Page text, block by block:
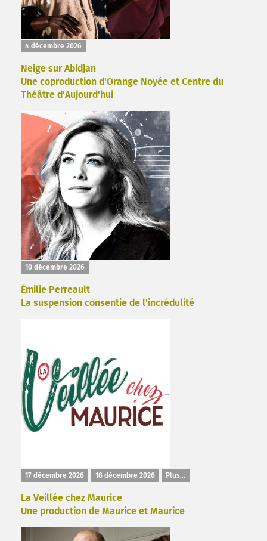
4 décembre 2026
Neige sur Abidjan
Une coproduction d'Orange Noyée et Centre du
Théâtre d'Aujourd'hui
10 décembre 2026
Émilie Perreault
La suspension consentie de l'incrédulité
17 décembre 2026 18 décembre 2026 Plus...
La Veillée chez Maurice
Une production de Maurice et Maurice